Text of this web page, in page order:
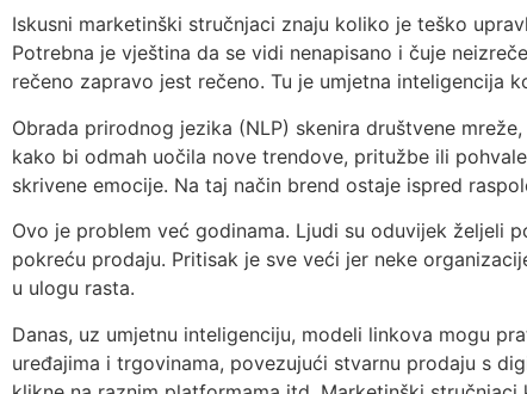
Iskusni marketinški stručnjaci znaju koliko je teško
Potrebna je vještina da se vidi nenapisano i čuje
rečeno zapravo jest rečeno. Tu je umjetna inteligencija
Obrada prirodnog jezika (NLP) skenira društvene
kako bi odmah uočila nove trendove, pritužbe ili
skrivene emocije. Na taj način brend ostaje ispred
Ovo je problem već godinama. Ljudi su oduvijek željeli
pokreću prodaju. Pritisak je sve veći jer neke
u ulogu rasta.
Danas, uz umjetnu inteligenciju, modeli linkova mogu
uređajima i trgovinama, povezujući stvarnu prodaju s